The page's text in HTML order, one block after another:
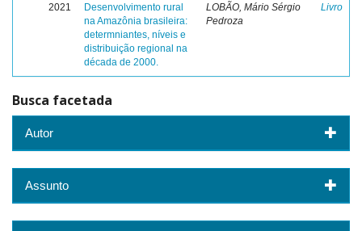
2021
Desenvolvimento rural
na Amazônia brasileira:
determniantes, níveis e
distribuição regional na
década de 2000.
LOBÃO, Mário Sérgio
Pedroza
Livro
Busca facetada
Autor
Assunto